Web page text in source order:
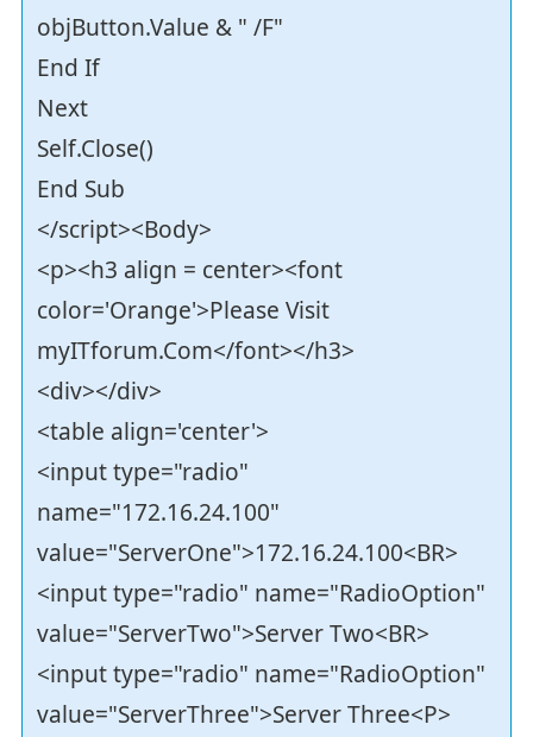
objButton.Value & " /F"
End If
Next
Self.Close()
End Sub
</script><Body>
<p><h3 align = center><font
color='Orange'>Please Visit
myITforum.Com</font></h3>
<div></div>
<table align='center'>
<input type="radio"
name="172.16.24.100"
value="ServerOne">172.16.24.100<BR>
<input type="radio" name="RadioOption"
value="ServerTwo">Server Two<BR>
<input type="radio" name="RadioOption"
value="ServerThree">Server Three<P>